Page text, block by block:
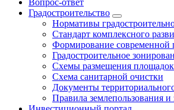
Вопрос-ответ
Градостроительство
Нормативы
Стандарт комплексного
Формирование современной
Градостроительное
Схемы размещения
Схема санитарной очистки
Документы
Правила землепользования и